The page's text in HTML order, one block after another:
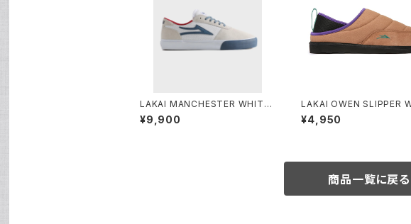
LAKAI MANCHESTER WHITE
SUEDE NAVY PERF
¥9,900
LAKAI OWEN SLIPPER
UT CANVAS
¥4,950
商品一覧に戻る